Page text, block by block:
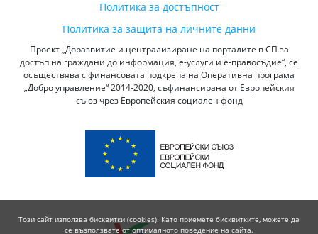
Политика за достъпност
Политика за защита на личните данни
Проект „Доразвитие и централизиране на порталите в СП за
достъп на граждани до информация, е-услуги и е-правосъдие“, се
осъществява с финансовата подкрепа на Оперативна програма
„Добро управление“ 2014-2020, съфинансирана от Европейския
съюз чрез Европейския социален фонд
Този сайт използва бисквитки (cookies). Като приемете бисквитките, можете да
се възползвате от оптималното поведение на сайта.